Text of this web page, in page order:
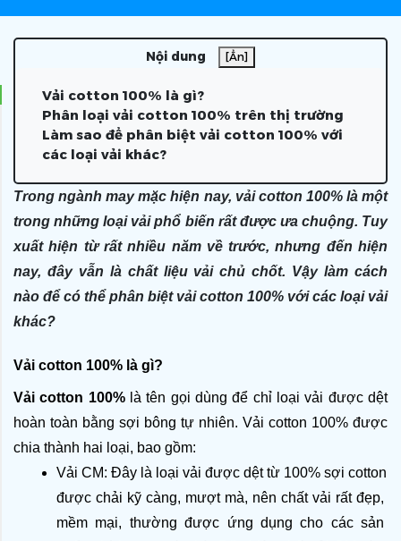
Nội dung [Ẩn]
Vải cotton 100% là gì?
Phân loại vải cotton 100% trên thị trường
Làm sao để phân biệt vải cotton 100% với
các loại vải khác?
Trong ngành may mặc hiện nay, vải cotton 100% là một
trong những loại vải phổ biến rất được ưa chuộng. Tuy
xuất hiện từ rất nhiều năm về trước, nhưng đến hiện
nay, đây vẫn là chất liệu vải chủ chốt. Vậy làm cách
nào để có thể phân biệt vải cotton 100% với các loại vải
khác?
Vải cotton 100% là gì?
Vải cotton 100% là tên gọi dùng để chỉ loại vải được dệt
hoàn toàn bằng sợi bông tự nhiên. Vải cotton 100% được
chia thành hai loại, bao gồm:
Vải CM: Đây là loại vải được dệt từ 100% sợi cotton
được chải kỹ càng, mượt mà, nên chất vải rất đẹp,
mềm mại, thường được ứng dụng cho các sản